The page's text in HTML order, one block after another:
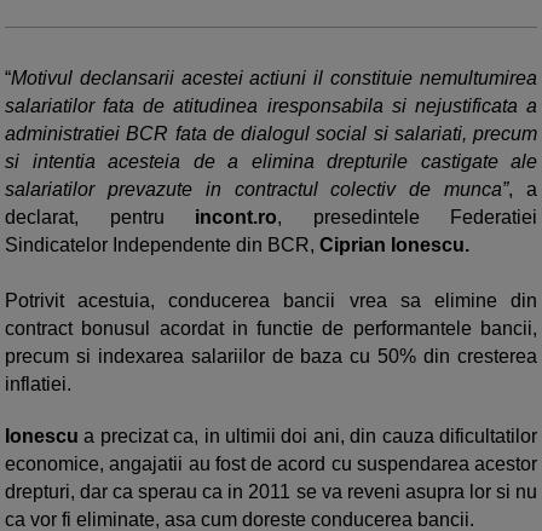
“Motivul declansarii acestei actiuni il constituie nemultumirea
salariatilor fata de atitudinea iresponsabila si nejustificata a
administratiei BCR fata de dialogul social si salariati, precum
si intentia acesteia de a elimina drepturile castigate ale
salariatilor prevazute in contractul colectiv de munca”, a
declarat, pentru incont.ro, presedintele Federatiei
Sindicatelor Independente din BCR, Ciprian Ionescu.
Potrivit acestuia, conducerea bancii vrea sa elimine din
contract bonusul acordat in functie de performantele bancii,
precum si indexarea salariilor de baza cu 50% din cresterea
inflatiei.
Ionescua precizat ca, in ultimii doi ani, din cauza dificultatilor
economice, angajatii au fost de acord cu suspendarea acestor
drepturi, dar ca sperau ca in 2011 se va reveni asupra lor si nu
ca vor fi eliminate, asa cum doreste conducerea bancii.